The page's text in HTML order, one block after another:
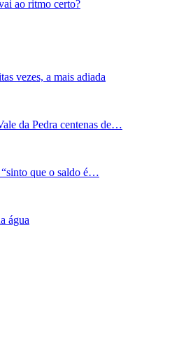
ao ritmo certo?
vezes, a mais adiada
da Pedra centenas de…
“sinto que o saldo é…
água